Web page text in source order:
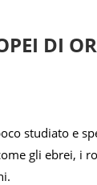
DI
studiato e
gli ebrei, i